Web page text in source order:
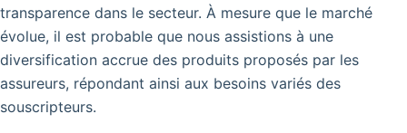
transparence dans le secteur. À mesure que le marché
évolue, il est probable que nous assistions à une
diversification accrue des produits proposés par les
assureurs, répondant ainsi aux besoins variés des
souscripteurs.